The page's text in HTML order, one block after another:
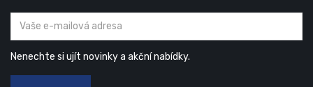
Nenechte si ujít novinky a akční nabídky.